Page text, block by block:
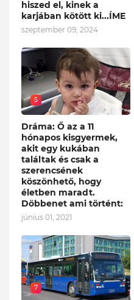
hiszed el, kinek a
karjában kötött ki...ÍME
szeptember 09, 2024
5
Dráma: Ő az a 11
hónapos kisgyermek,
akit egy kukában
találtak és csak a
szerencsének
köszönhető, hogy
életben maradt.
Döbbenet ami történt:
június 01, 2021
7